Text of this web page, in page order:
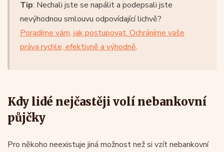
Tip: Nechali jste se napálit a podepsali jste
nevýhodnou smlouvu odpovídající lichvě?
Poradíme vám, jak postupovat. Ochráníme vaše
práva rychle, efektivně a výhodně.
Kdy lidé nejčastěji volí nebankovní
půjčky
Pro někoho neexistuje jiná možnost než si vzít nebankovní